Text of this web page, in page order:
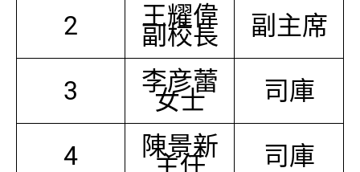
2 王耀偉
副校長 副主席
3 李彦蕾
女士 司庫
4 陳景新 司庫